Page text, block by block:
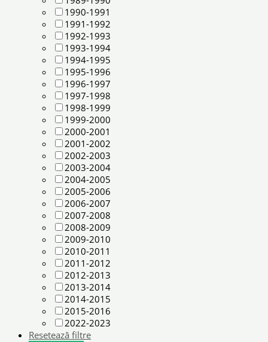
1990-1991
1991-1992
1992-1993
1993-1994
1994-1995
1995-1996
1996-1997
1997-1998
1998-1999
1999-2000
2000-2001
2001-2002
2002-2003
2003-2004
2004-2005
2005-2006
2006-2007
2007-2008
2008-2009
2009-2010
2010-2011
2011-2012
2012-2013
2013-2014
2014-2015
2015-2016
2022-2023
Resetează filtre